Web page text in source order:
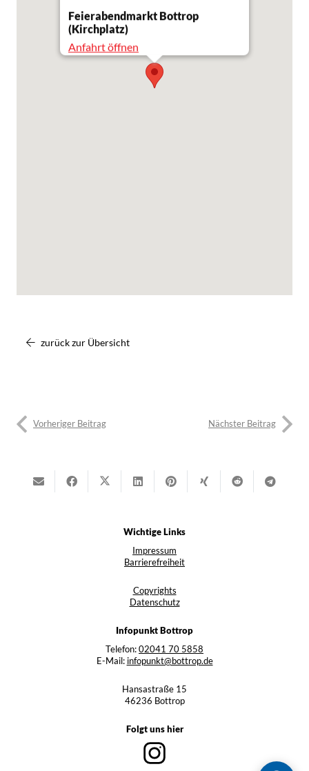
Feierabendmarkt Bottrop
(Kirchplatz)
Anfahrt öffnen
zurück zur Übersicht
Vorheriger Beitrag Nächster Beitrag
Wichtige Links
Impressum
Barrierefreiheit
Copyrights
Datenschutz
Infopunkt Bottrop
Telefon:02041 70 5858
E-Mail: infopunkt@bottrop.de
Hansastraße 15
46236 Bottrop
Folgt uns hier